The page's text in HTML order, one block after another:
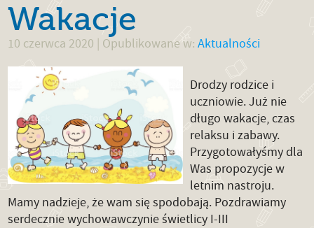
Wakacje
10 czerwca 2020 | Opublikowane w:Aktualności
Drodzy rodzice i
uczniowie. Już nie
długo wakacje, czas
relaksu i zabawy.
Przygotowałyśmy dla
Was propozycje w
letnim nastroju.
Mamy nadzieje, że wam się spodobają. Pozdrawiamy
serdecznie wychowawczynie świetlicy I-III